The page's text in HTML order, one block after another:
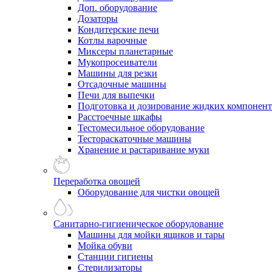
Доп. оборудование
Дозаторы
Кондитерские печи
Котлы варочные
Миксеры планетарные
Мукопросеиватели
Машины для резки
Отсадочные машины
Печи для выпечки
Подготовка и дозирование жидких
Расстоечные шкафы
Тестомесильное оборудование
Тестораскаточные машины
Хранение и растаривание муки
Переработка овощей
Оборудование для чистки овощей
Санитарно-гигиеническое оборудование
Машины для мойки ящиков и тары
Мойка обуви
Станции гигиены
Стерилизаторы